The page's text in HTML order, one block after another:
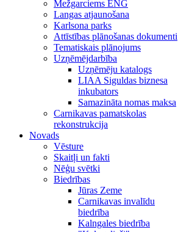
Mežgarciems ENG
Langas atjaunošana
Karlsona parks
Attīstības plānošanas dokumenti
Tematiskais plānojums
Uzņēmējdarbība
Uzņēmēju katalogs
LIAA Siguldas biznesa
inkubators
Samazināta nomas maksa
Carnikavas pamatskolas
rekonstrukcija
Novads
Vēsture
Skaitļi un fakti
Nēģu svētki
Biedrības
Jūras Zeme
Carnikavas invalīdu
biedrība
Kalngales biedrība